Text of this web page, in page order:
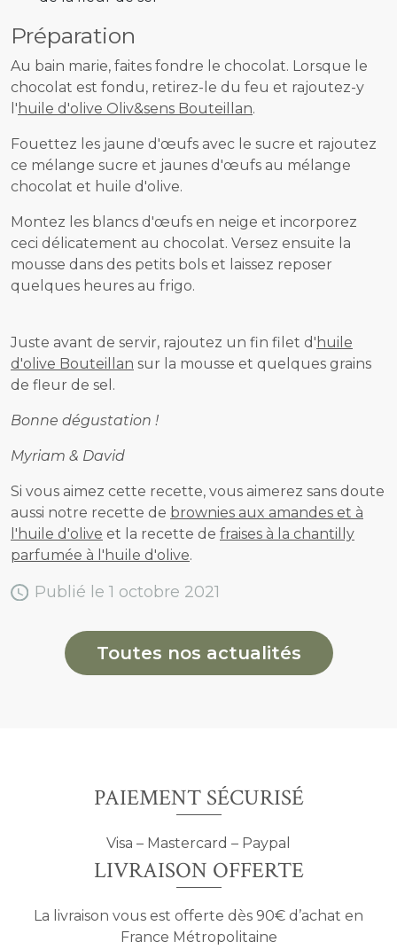
Préparation
Au bain marie, faites fondre le chocolat. Lorsque le
chocolat est fondu, retirez-le du feu et rajoutez-y
l' huile d'olive Oliv&sens Bouteillan.
Fouettez les jaune d'œufs avec le sucre et rajoutez
ce mélange sucre et jaunes d'œufs au mélange
chocolat et huile d'olive.
Montez les blancs d'œufs en neige et incorporez
ceci délicatement au chocolat. Versez ensuite la
mousse dans des petits bols et laissez reposer
quelques heures au frigo.
Juste avant de servir, rajoutez un fin filet d' huile
d'olive Bouteillan sur la mousse et quelques grains
de fleur de sel.
Bonne dégustation !
Myriam & David
Si vous aimez cette recette, vous aimerez sans doute
aussi notre recette de brownies aux amandes et à
l'huile d'olive et la recette de fraises à la chantilly
parfumée à l'huile d'olive.
Publié le 1 octobre 2021
Toutes nos actualités
PAIEMENT SÉCURISÉ
Visa – Mastercard – Paypal
LIVRAISON OFFERTE
La livraison vous est offerte dès 90€ d’achat en
France Métropolitaine